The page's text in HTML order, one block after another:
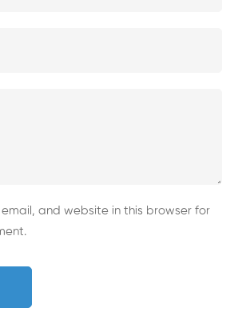
and website in this browser for